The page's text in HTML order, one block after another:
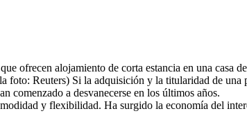
ofrecen alojamiento de corta estancia en una casa
Reuters) Si la adquisición y la titularidad de una
comenzado a desvanecerse en los últimos años.
y flexibilidad. Ha surgido la economía del